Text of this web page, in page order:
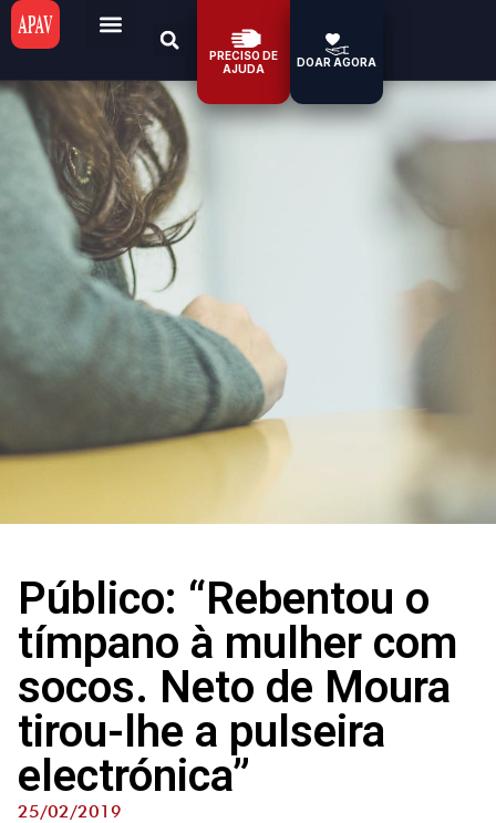
PRECISO DE
AJUDA
DOAR AGORA
Público: “Rebentou o
tímpano à mulher com
socos. Neto de Moura
tirou-lhe a pulseira
electrónica”
25/02/2019